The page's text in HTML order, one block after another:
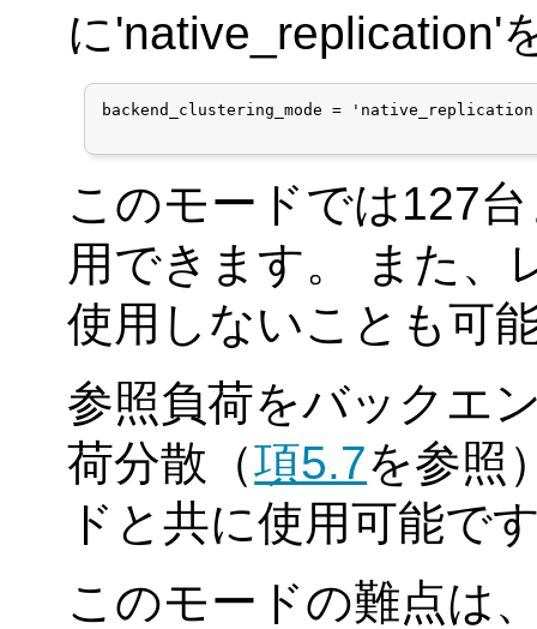
に'native_replication'
backend_clustering_mode =
このモードでは127
用できます。 また、
使用しないことも可
参照負荷をバックエ
荷分散（項5.7を参照
ドと共に使用可能で
このモードの難点は